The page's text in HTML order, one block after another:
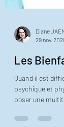
Diane
Les
Quand il est